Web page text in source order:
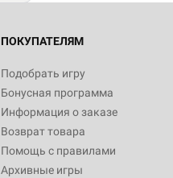
ПОКУПАТЕЛЯМ
Подобрать игру
Бонусная программа
Информация о заказе
Возврат товара
Помощь с правилами
Архивные игры